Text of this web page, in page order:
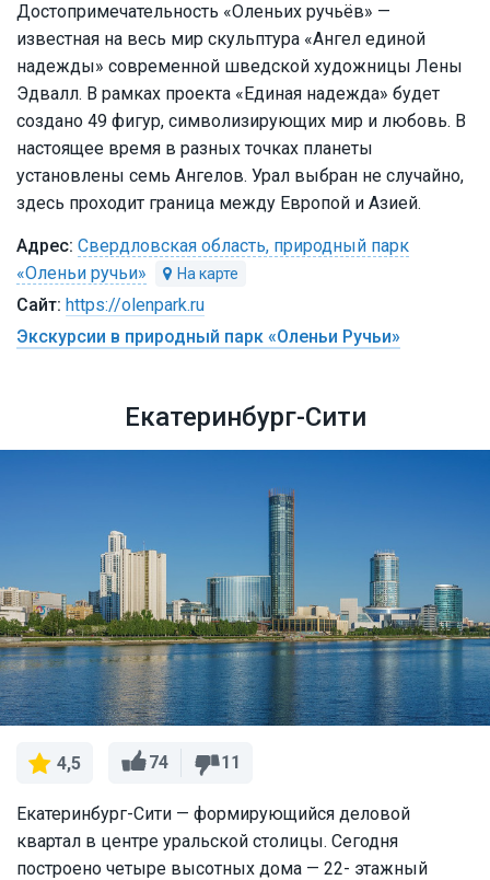
Достопримечательность «Оленьих ручьёв» —
известная на весь мир скульптура «Ангел единой
надежды» современной шведской художницы Лены
Эдвалл. В рамках проекта «Единая надежда» будет
создано 49 фигур, символизирующих мир и любовь. В
настоящее время в разных точках планеты
установлены семь Ангелов. Урал выбран не случайно,
здесь проходит граница между Европой и Азией.
Свердловская область, природный парк
«Оленьи ручьи»
https://olenpark.ru
Экскурсии в природный парк «Оленьи Ручьи»
Екатеринбург-Сити
4,5 74 11
Екатеринбург-Сити — формирующийся деловой
квартал в центре уральской столицы. Сегодня
построено четыре высотных дома — 22- этажный